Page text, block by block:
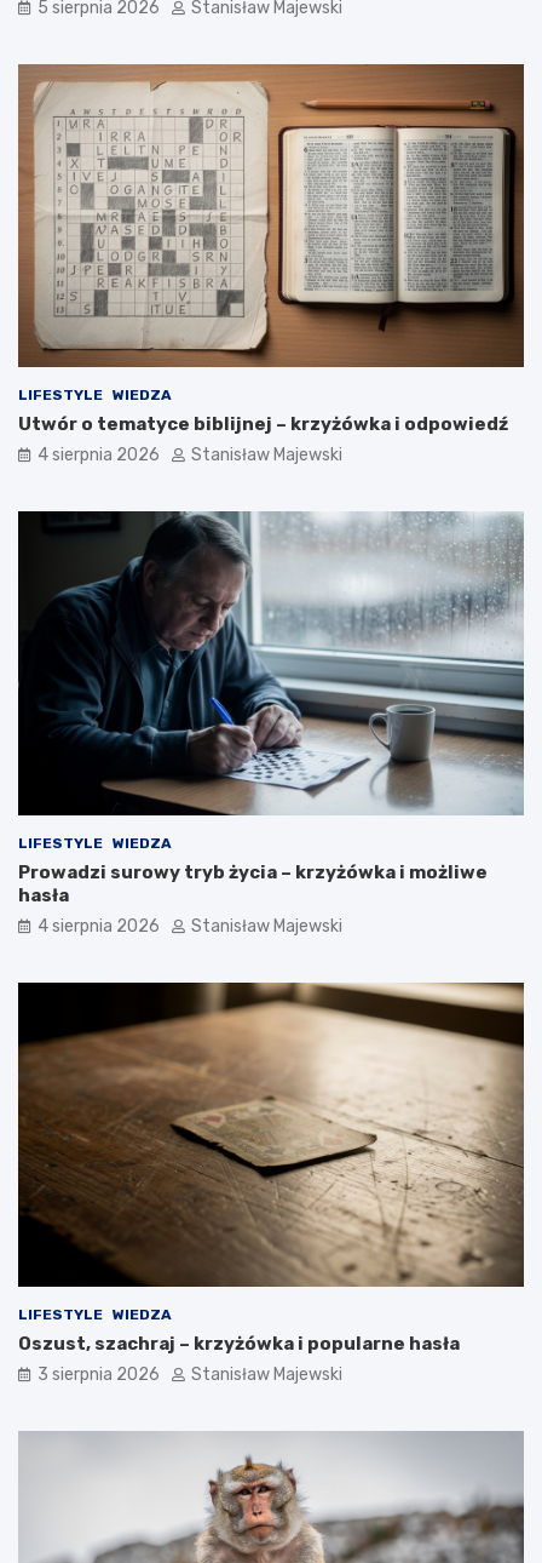
5 sierpnia 2026 Stanisław Majewski
LIFESTYLE WIEDZA
Utwór o tematyce biblijnej – krzyżówka i odpowiedź
4 sierpnia 2026 Stanisław Majewski
LIFESTYLE WIEDZA
Prowadzi surowy tryb życia – krzyżówka i możliwe
hasła
4 sierpnia 2026 Stanisław Majewski
LIFESTYLE WIEDZA
Oszust, szachraj – krzyżówka i popularne hasła
3 sierpnia 2026 Stanisław Majewski